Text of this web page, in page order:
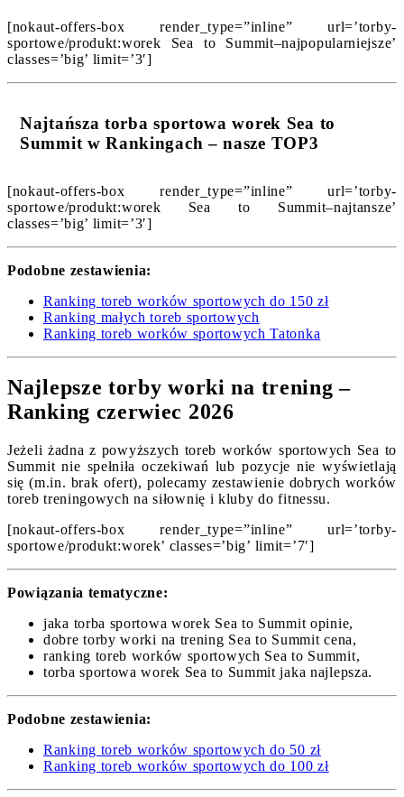
[nokaut-offers-box render_type=”inline” url=’torby-
sportowe/produkt:worek Sea to Summit–najpopularniejsze’
classes=’big’ limit=’3′]
Najtańsza torba sportowa worek Sea to
Summit w Rankingach – nasze TOP3
[nokaut-offers-box render_type=”inline” url=’torby-
sportowe/produkt:worek Sea to Summit–najtansze’
classes=’big’ limit=’3′]
Podobne zestawienia:
Ranking toreb worków sportowych do 150 zł
Ranking małych toreb sportowych
Ranking toreb worków sportowych Tatonka
Najlepsze torby worki na trening –
Ranking czerwiec 2026
Jeżeli żadna z powyższych toreb worków sportowych Sea to
Summit nie spełniła oczekiwań lub pozycje nie wyświetlają
się (m.in. brak ofert), polecamy zestawienie dobrych worków
toreb treningowych na siłownię i kluby do fitnessu.
[nokaut-offers-box render_type=”inline” url=’torby-
sportowe/produkt:worek’ classes=’big’ limit=’7′]
Powiązania tematyczne:
jaka torba sportowa worek Sea to Summit opinie,
dobre torby worki na trening Sea to Summit cena,
ranking toreb worków sportowych Sea to Summit,
torba sportowa worek Sea to Summit jaka najlepsza.
Podobne zestawienia:
Ranking toreb worków sportowych do 50 zł
Ranking toreb worków sportowych do 100 zł